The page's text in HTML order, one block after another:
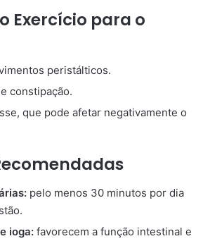
Exercício para o
peristálticos.
constipação.
que pode afetar negativamente o
pelo menos 30 minutos por dia
ioga: favorecem a função intestinal e